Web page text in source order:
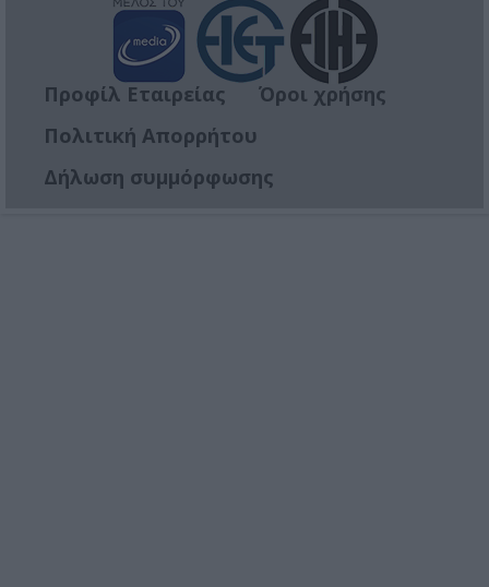
Προφίλ Εταιρείας
Όροι χρήσης
Πολιτική Απορρήτου
Δήλωση συμμόρφωσης